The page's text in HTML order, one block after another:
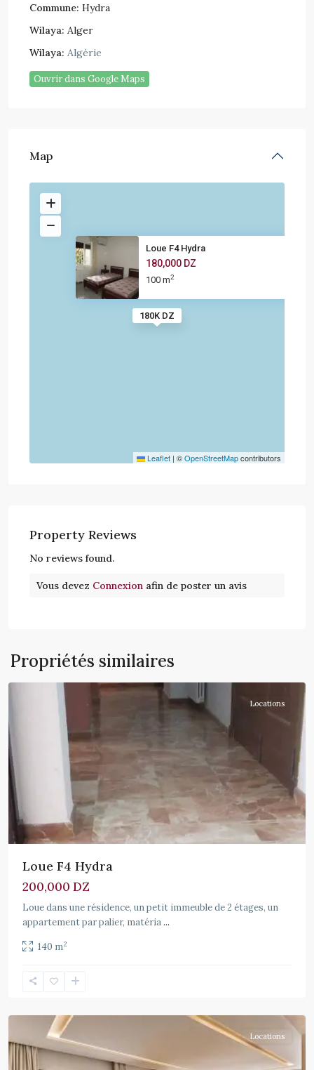
Commune: Hydra
Wilaya: Alger
Wilaya: Algérie
Ouvrir dans Google Maps
Map
180K DZ
Loue F4 Hydra
180,000 DZ
100 m2
Leaflet | ©OpenStreetMapcontributors
Property Reviews
No reviews found.
Vous devez Connexion afin de poster un avis
Propriétés similaires
Hydra
Locations
Loue F4 Hydra
200,000 DZ
Loue dans une résidence, un petit immeuble de 2 étages, un
appartement par palier, matéria...
140 m2
Locations